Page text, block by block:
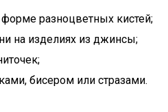
разноцветных кистей;
на изделиях из джинсы;
бисером или стразами.